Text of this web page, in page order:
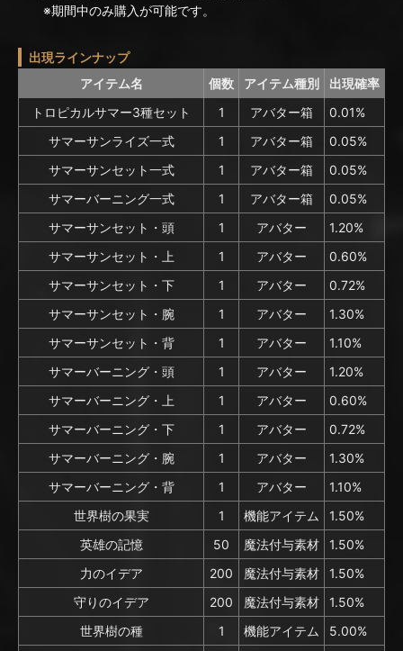
※期間中のみ購入が可能です。
出現ラインナップ
アイテム名
個数 アイテム種別
出現確率
トロピカルサマー3種セット
1 アバター箱
0.01%
サマーサンライズ一式
1 アバター箱
0.05%
サマーサンセット一式
1 アバター箱
0.05%
サマーバーニング一式
1 アバター箱
0.05%
サマーサンセット・頭
1 アバター
1.20%
サマーサンセット・上
1 アバター
0.60%
サマーサンセット・下
1 アバター
0.72%
サマーサンセット・腕
1 アバター
1.30%
サマーサンセット・背
1 アバター
1.10%
サマーバーニング・頭
1 アバター
1.20%
サマーバーニング・上
1 アバター
0.60%
サマーバーニング・下
1 アバター
0.72%
サマーバーニング・腕
1 アバター
1.30%
サマーバーニング・背
1 アバター
1.10%
世界樹の果実
1 機能アイテム
1.50%
英雄の記憶
50 魔法付与素材
1.50%
力のイデア
200 魔法付与素材
1.50%
守りのイデア
200 魔法付与素材
1.50%
世界樹の種
1 機能アイテム
5.00%